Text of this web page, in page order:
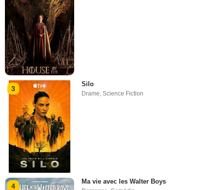
3
Silo
Drame ,Science Fiction
4
Ma vie avec les Walter Boys